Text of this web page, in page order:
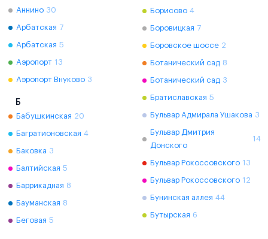
Аннино 30
Арбатская 7
Арбатская 5
Аэропорт 13
Аэропорт Внуково 3
Б
Бабушкинская 20
Багратионовская 4
Баковка 3
Балтийская 5
Баррикадная 8
Бауманская 8
Беговая 5
Борисово 4
Боровицкая 7
Боровское шоссе 2
Ботанический сад 8
Ботанический сад 3
Братиславская 5
Бульвар Адмирала Ушакова 3
Бульвар Дмитрия
Донского
14
Бульвар Рокоссовского 13
Бульвар Рокоссовского 12
Бунинская аллея 44
Бутырская 6